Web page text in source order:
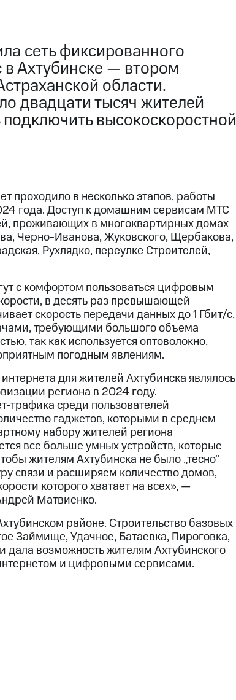
сеть фиксированного
в Ахтубинске — втором
области.
двадцати тысяч жителей
высокоскоростной
проходило в несколько этапов, работы
года. Доступ к домашним сервисам МТС
проживающих в многоквартирных домах
Черно-Иванова, Жуковского, Щербакова,
Рухлядко, переулке Строителей,
с комфортом пользоваться цифровым
в десять раз превышающей
скорость передачи данных до 1 Гбит/с,
требующими большого объема
так как используется оптоволокно,
погодным явлениям.
для жителей Ахтубинска являлось
региона в 2024 году.
трафика среди пользователей
гаджетов, которыми в среднем
набору жителей региона
все больше умных устройств, которые
жителям Ахтубинска не было „тесно“
связи и расширяем количество домов,
которого хватает на всех», —
Матвиенко.
районе. Строительство базовых
Займище, Удачное, Батаевка, Пироговка,
возможность жителям Ахтубинского
и цифровыми сервисами.